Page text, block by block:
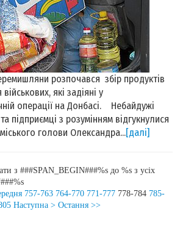
розпочався збір продуктів
які задіяні у
операції на Донбасі. Небайдужі
підприємці з розумінням відгукнулися
голови Олександра...[далі]
з ###SPAN_BEGIN###%s до %s з усіх
757-763 764-770 771-777 778-784 785-
Наступна > Остання >>